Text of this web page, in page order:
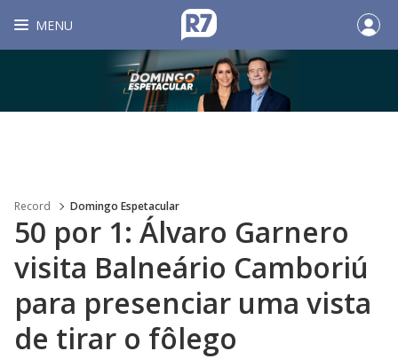
MENU
Record Domingo Espetacular
50 por 1: Álvaro Garnero
visita Balneário Camboriú
para presenciar uma vista
de tirar o fôlego